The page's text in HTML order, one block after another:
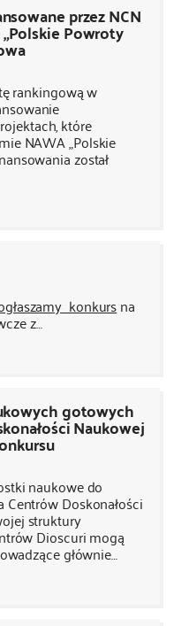
przez NCN
Powroty
rankingową w
które
NAWA „Polskie
został
konkursna
z…
gotowych
Naukowej
naukowe do
Doskonałości
struktury
Dioscuri mogą
głównie…